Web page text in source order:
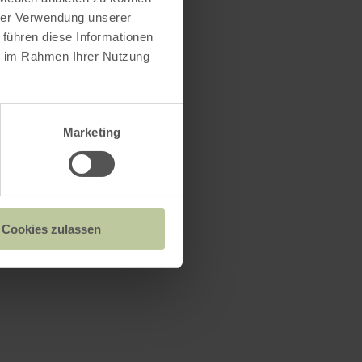
Verwendung unserer
diese Informationen
Rahmen Ihrer Nutzung
Marketing
Cookies zulassen